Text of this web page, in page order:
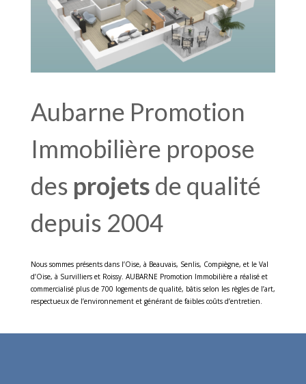
Aubarne Promotion
Immobilière propose
des projets de qualité
depuis 2004
Nous sommes présents dans l’Oise, à Beauvais, Senlis, Compiègne, et le Val
d’Oise, à Survilliers et Roissy. AUBARNE Promotion Immobilière a réalisé et
commercialisé plus de 700 logements de qualité, bâtis selon les règles de l’art,
respectueux de l’environnement et générant de faibles coûts d’entretien.